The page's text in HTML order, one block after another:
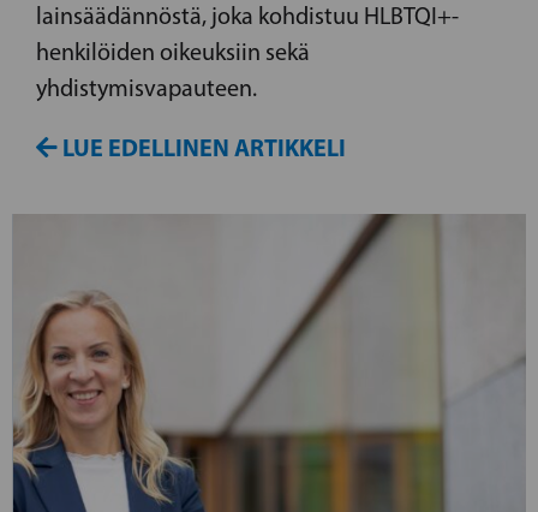
lainsäädännöstä, joka kohdistuu HLBTQI+-
henkilöiden oikeuksiin sekä
yhdistymisvapauteen.
LUE EDELLINEN ARTIKKELI